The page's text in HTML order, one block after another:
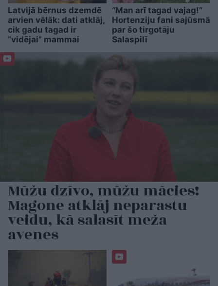
Latvijā bērnus dzemdē
arvien vēlāk: dati atklāj,
cik gadu tagad ir
“vidējai” mammai
“Man arī tagad vajag!”
Hortenziju fani sajūsmā
par šo tirgotāju
Salaspilī
Mūžu dzīvo, mūžu mācies!
Magone atklāj neparastu
veidu, kā salasīt meža
avenes